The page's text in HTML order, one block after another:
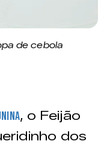
de cebola
, o Feijão
dos